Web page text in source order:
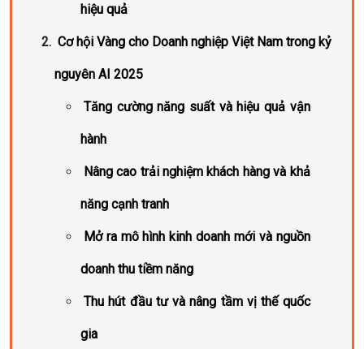
hiệu quả
Cơ hội Vàng cho Doanh nghiệp Việt Nam trong kỷ
nguyên AI 2025
Tăng cường năng suất và hiệu quả vận
hành
Nâng cao trải nghiệm khách hàng và khả
năng cạnh tranh
Mở ra mô hình kinh doanh mới và nguồn
doanh thu tiềm năng
Thu hút đầu tư và nâng tầm vị thế quốc
gia